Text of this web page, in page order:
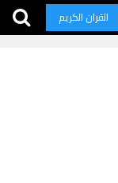
القران الكريم